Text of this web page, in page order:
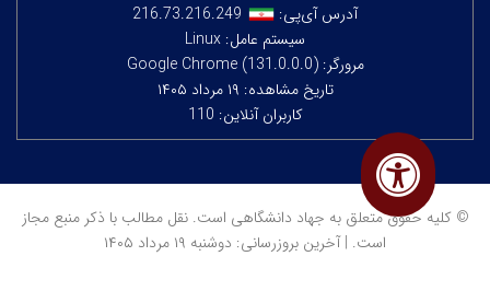
آدرس آی‌پی:
216.73.216.249
سیستم عامل: Linux
مرورگر: Google Chrome (131.0.0.0)
تاریخ مشاهده: ۱۹ مرداد ۱۴۰۵
کاربران آنلاین: 110
© کلیه حقوق متعلق به جهاد دانشگاهی است. نقل مطالب با ذکر منبع مجاز
است. | آخرین بروزرسانی: دوشنبه ۱۹ مرداد ۱۴۰۵